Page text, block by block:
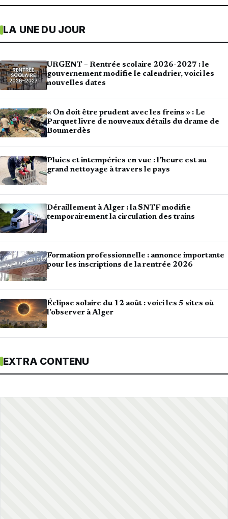
LA UNE DU JOUR
URGENT – Rentrée scolaire 2026-2027 : le
gouvernement modifie le calendrier, voici les
nouvelles dates
« On doit être prudent avec les freins » : Le
Parquet livre de nouveaux détails du drame de
Boumerdès
Pluies et intempéries en vue : l’heure est au
grand nettoyage à travers le pays
Déraillement à Alger : la SNTF modifie
temporairement la circulation des trains
Formation professionnelle : annonce importante
pour les inscriptions de la rentrée 2026
Éclipse solaire du 12 août : voici les 5 sites où
l’observer à Alger
EXTRA CONTENU